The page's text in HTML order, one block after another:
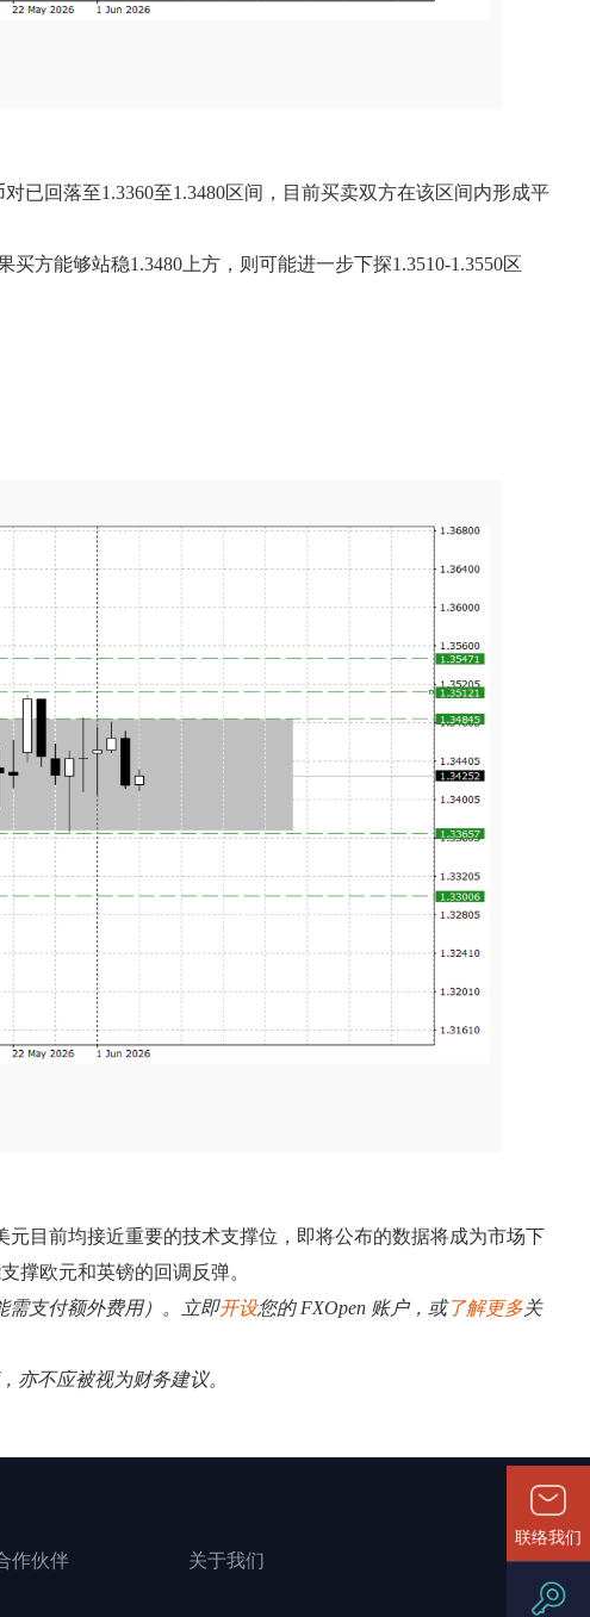
已回落至1.3360至1.3480区间，目前买卖双方在该区间内形成平
方能够站稳1.3480上方，则可能进一步下探1.3510-1.3550区
目前均接近重要的技术支撑位，即将公布的数据将成为市场下
撑欧元和英镑的回调反弹。
需支付额外费用）。立即开设您的 FXOpen 账户，或了解更多关
亦不应被视为财务建议。
作伙伴 关于我们
联络我们